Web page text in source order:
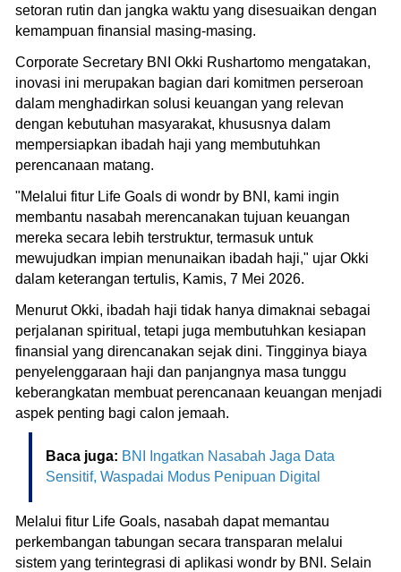
setoran rutin dan jangka waktu yang disesuaikan dengan
kemampuan finansial masing-masing.
Corporate Secretary BNI Okki Rushartomo mengatakan,
inovasi ini merupakan bagian dari komitmen perseroan
dalam menghadirkan solusi keuangan yang relevan
dengan kebutuhan masyarakat, khususnya dalam
mempersiapkan ibadah haji yang membutuhkan
perencanaan matang.
"Melalui fitur Life Goals di wondr by BNI, kami ingin
membantu nasabah merencanakan tujuan keuangan
mereka secara lebih terstruktur, termasuk untuk
mewujudkan impian menunaikan ibadah haji," ujar Okki
dalam keterangan tertulis, Kamis, 7 Mei 2026.
Menurut Okki, ibadah haji tidak hanya dimaknai sebagai
perjalanan spiritual, tetapi juga membutuhkan kesiapan
finansial yang direncanakan sejak dini. Tingginya biaya
penyelenggaraan haji dan panjangnya masa tunggu
keberangkatan membuat perencanaan keuangan menjadi
aspek penting bagi calon jemaah.
Baca juga: BNI Ingatkan Nasabah Jaga Data
Sensitif, Waspadai Modus Penipuan Digital
Melalui fitur Life Goals, nasabah dapat memantau
perkembangan tabungan secara transparan melalui
sistem yang terintegrasi di aplikasi wondr by BNI. Selain